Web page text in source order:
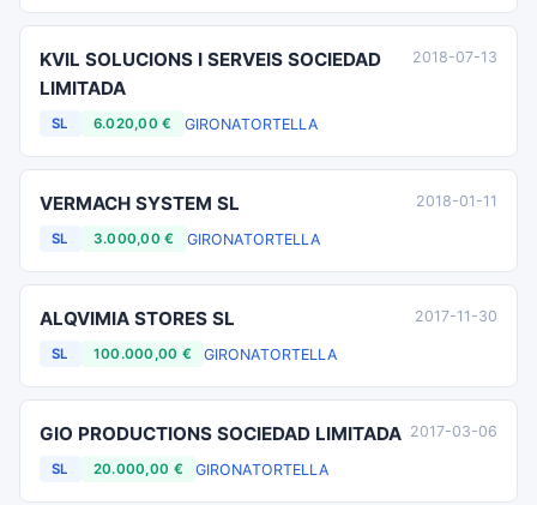
KVIL SOLUCIONS I SERVEIS SOCIEDAD
LIMITADA
SL 6.020,00 € GIRONATORTELLA
2018-07-13
VERMACH SYSTEM SL
SL 3.000,00 € GIRONATORTELLA
2018-01-11
ALQVIMIA STORES SL
SL 100.000,00 € GIRONATORTELLA
2017-11-30
GIO PRODUCTIONS SOCIEDAD LIMITADA
SL 20.000,00 € GIRONATORTELLA
2017-03-06